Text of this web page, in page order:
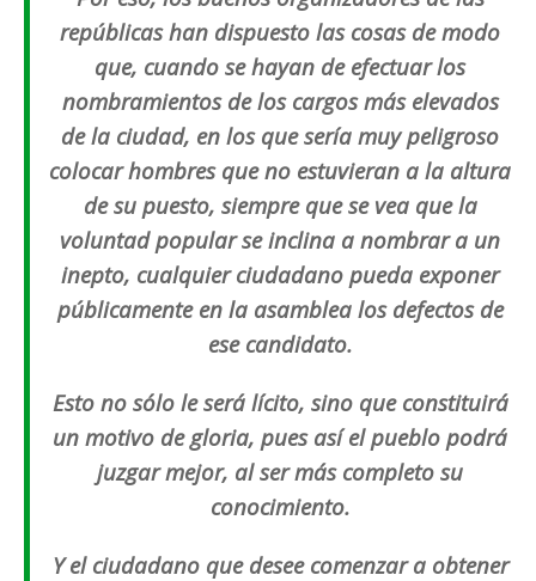
repúblicas han dispuesto las cosas de modo
que, cuando se hayan de efectuar los
nombramientos de los cargos más elevados
de la ciudad, en los que sería muy peligroso
colocar hombres que no estuvieran a la altura
de su puesto, siempre que se vea que la
voluntad popular se inclina a nombrar a un
inepto, cualquier ciudadano pueda exponer
públicamente en la asamblea los defectos de
ese candidato.
Esto no sólo le será lícito, sino que constituirá
un motivo de gloria, pues así el pueblo podrá
juzgar mejor, al ser más completo su
conocimiento.
Y el ciudadano que desee comenzar a obtener